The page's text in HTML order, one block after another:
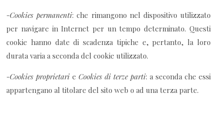
-Cookies permanenti: che rimangono nel dispositivo utilizzato
per navigare in Internet per un tempo determinato. Questi
cookie hanno date di scadenza tipiche e, pertanto, la loro
durata varia a seconda del cookie utilizzato.
-Cookies proprietari eCookies di terze parti: a seconda che essi
appartengano al titolare del sito web o ad una terza parte.